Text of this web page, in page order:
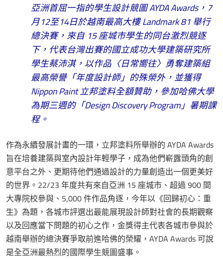
亞洲首屈一指的學生設計競圖 AYDA Awards，7
月12至14日於越南最高大樓 Landmark 81 舉行
總決賽，來自 15 座城市學生的同台激烈競逐
下，代表台灣出賽的國立成功大學建築研究所
學生蔡沛淇，以作品〈日常嚮往〉勇奪建築組
最高榮譽「年度設計師」的殊榮外，並獲得
Nippon Paint 立邦塗料全額贊助，參加哈佛大學
為期三週的「Design Discovery Program」暑期課
程。
作為永續發展計畫的一環，立邦塗料所舉辦的 AYDA Awards
旨在培養建築與室內設計年輕學子，成為他們嶄露頭角的創
意平台之外、更期待他們通過設計的力量創造出一個更美好
的世界。22/23 年度共有來自亞洲 15 座城市、超過 900 間
大專院校參與、5,000 件作品角逐，今年以《回歸初心：重
生》為題，各城市評選出最能展現設計師對社會的長期觀察
以及回應當下問題的初心之作，金獎得主代表各城市參與於
越南舉辦的總決賽爭取前進哈佛的榮耀，AYDA Awards 可說
是全亞洲最熱烈的國際學生競圖盛事。